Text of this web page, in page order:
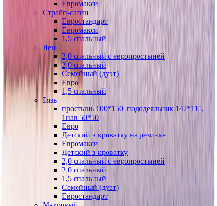
Евромакси
Страйп-сатин
Евростандарт
Евромакси
1,5 спальный
Лен
2,0 спальный с европростыней
2,0 спальный
Семейный (дуэт)
Евро
1,5 спальный
Бязь
простынь 100*150, пододеяльник 147*115,
1нав 50*50
Евро
Детский в кроватку на резинке
Евромакси
Детский в кроватку
2,0 спальный с европростыней
2,0 спальный
1,5 спальный
Семейный (дуэт)
Евростандарт